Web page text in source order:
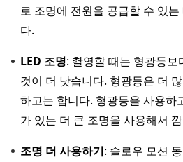
로 조명에 전원을 공급할 수 있
다.
LED 조명: 촬영할 때는 형광등보
것이 더 낫습니다. 형광등은 더
하고는 합니다. 형광등을 사용하
가 있는 더 큰 조명을 사용해서
조명 더 사용하기: 슬로우 모션